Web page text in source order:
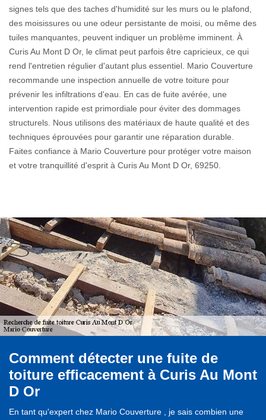
signes tels que des taches d'humidité sur les murs ou le plafond,
des moisissures ou une odeur persistante de moisi, ou même des
tuiles manquantes, peuvent indiquer un problème imminent. À
Curis Au Mont D Or, le climat peut parfois être capricieux, ce qui
rend l'entretien régulier d'autant plus essentiel. Mario Couverture
recommande une inspection annuelle de votre toiture pour
prévenir les infiltrations d'eau. En cas de fuite avérée, une
intervention rapide est primordiale pour éviter des dommages
structurels. Nous utilisons des matériaux de haute qualité et des
techniques éprouvées pour garantir une réparation durable.
Faites confiance à Mario Couverture pour protéger votre maison
et votre tranquillité d'esprit à Curis Au Mont D Or, 69250.
Comment détecter une fuite de
toiture efficacement à Curis Au Mont
D Or
En tant qu'expert chez Mario Couverture , je sais combien une